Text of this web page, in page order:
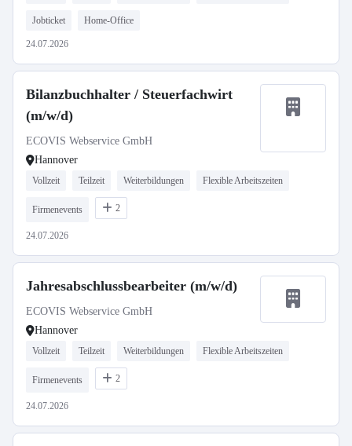
Jobticket Home-Office
24.07.2026
Bilanzbuchhalter / Steuerfachwirt
(m/w/d)
ECOVIS Webservice GmbH
Hannover
Vollzeit Teilzeit Weiterbildungen Flexible Arbeitszeiten
Firmenevents 2
24.07.2026
Jahresabschlussbearbeiter (m/w/d)
ECOVIS Webservice GmbH
Hannover
Vollzeit Teilzeit Weiterbildungen Flexible Arbeitszeiten
Firmenevents 2
24.07.2026